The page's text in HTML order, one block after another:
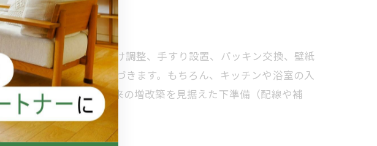
例えば、建具の立て付け調整、手すり設置、パッキン交換、壁紙
るっと解決！」に近づきます。もちろん、キッチンや浴室の入
。必要に応じて、将来の増改築を見据えた下準備（配線や補